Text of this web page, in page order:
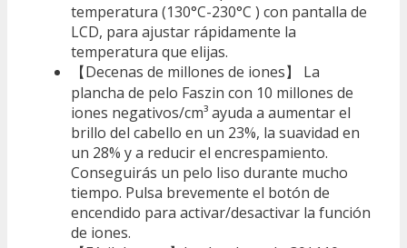
temperatura (130°C-230°C ) con pantalla de
LCD, para ajustar rápidamente la
temperatura que elijas.
【Decenas de millones de iones】 La
plancha de pelo Faszin con 10 millones de
iones negativos/cm³ ayuda a aumentar el
brillo del cabello en un 23%, la suavidad en
un 28% y a reducir el encrespamiento.
Conseguirás un pelo liso durante mucho
tiempo. Pulsa brevemente el botón de
encendido para activar/desactivar la función
de iones.